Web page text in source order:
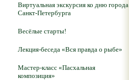
Виртуальная экскурсия ко дню города
Санкт-Петербурга
Весёлые старты!
Лекция-беседа «Вся правда о рыбе»
Мастер-класс «Пасхальная
композиция»